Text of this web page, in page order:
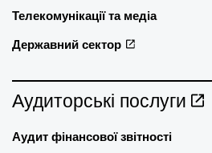
Телекомунікації та медіа
Державний сектор
Аудиторські послуги
Аудит фінансової звітності